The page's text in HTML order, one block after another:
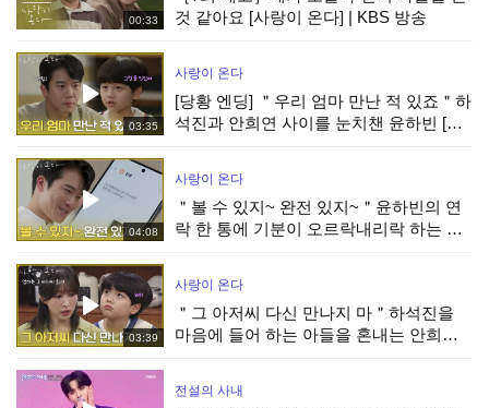
00:33
것 같아요 [사랑이 온다] | KBS 방송
03:35
사랑이 온다
[당황 엔딩] ＂우리 엄마 만난 적 있죠＂하
석진과 안희연 사이를 눈치챈 윤하빈 [사
04:08
사랑이 온다
＂볼 수 있지~ 완전 있지~＂윤하빈의 연
락 한 통에 기분이 오르락내리락 하는 하
03:39
사랑이 온다
＂그 아저씨 다신 만나지 마＂하석진을
마음에 들어 하는 아들을 혼내는 안희연
전설의 사내